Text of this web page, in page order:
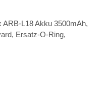
ARB-L18 Akku 3500mAh,
Ersatz-O-Ring,